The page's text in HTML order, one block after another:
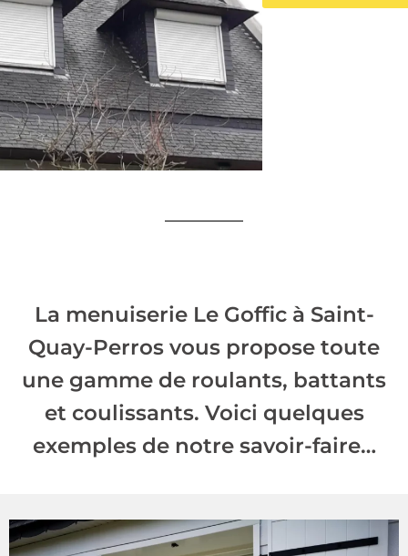
La menuiserie Le Goffic à Saint-
Quay-Perros vous propose toute
une gamme de roulants, battants
et coulissants. Voici quelques
exemples de notre savoir-faire…